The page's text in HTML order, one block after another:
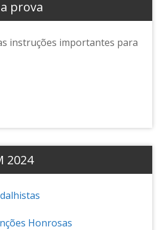
prova
instruções importantes para
2024
Honrosas